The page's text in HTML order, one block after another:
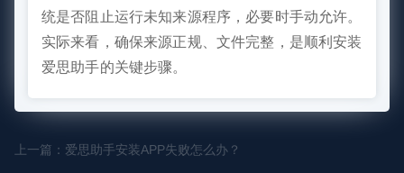
统是否阻止运行未知来源程序，必要时手动允许。
实际来看，确保来源正规、文件完整，是顺利安装
爱思助手的关键步骤。
上一篇：爱思助手安装APP失败怎么办？